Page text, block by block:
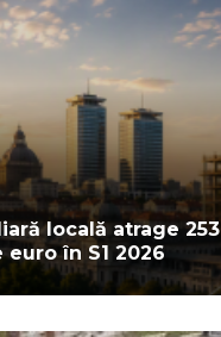
locală atrage 253
în S1 2026